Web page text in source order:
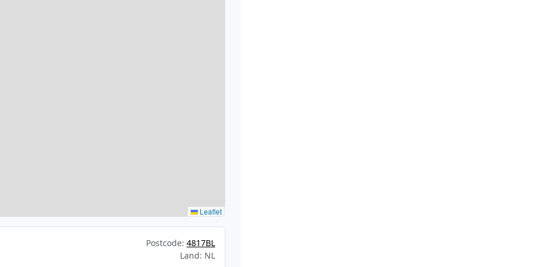
Leaflet
Postcode: 4817BL
Land: NL